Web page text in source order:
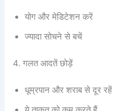
योग और मेडिटेशन करें
ज्यादा सोचने से बचें
4. गलत आदतें छोड़ें
धूम्रपान और शराब से दूर रहें